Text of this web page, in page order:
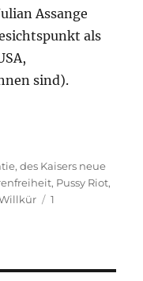
Assange
als
sind).
Riot und Julian
,des Kaisers neue
, Pussy Riot,
1